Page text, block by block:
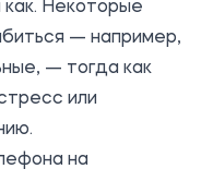
Некоторые
— например,
— тогда как
или
на